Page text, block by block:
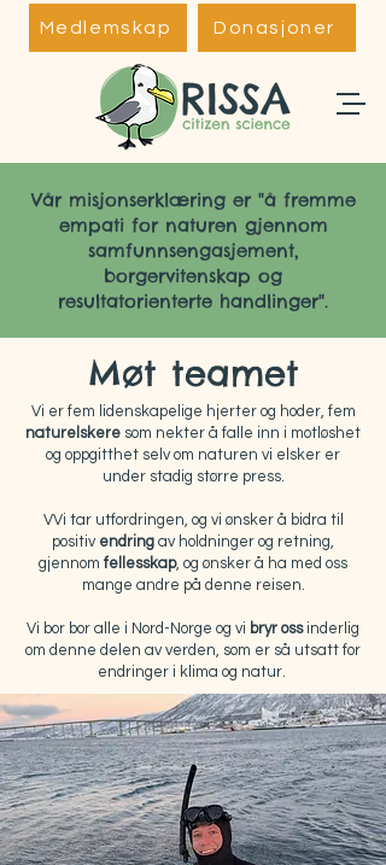
Medlemskap Donasjoner
Vår misjonserklæring er "å fremme
empati for naturen gjennom
samfunnsengasjement,
borgervitenskap og
resultatorienterte handlinger".
Møt teamet
Vi er fem lidenskapelige hjerter og hoder, fem
naturelskere som nekter å falle inn i motløshet
og oppgitthet selv om naturen vi elsker er
under stadig større press.
VVi tar utfordringen, og vi ønsker å bidra til
positiv endring av holdninger og retning,
gjennom fellesskap, og ønsker å ha med oss
mange andre på denne reisen.
Vi bor bor alle i Nord-Norge og vi bryr oss inderlig
om denne delen av verden, som er så utsatt for
endringer i klima og natur.